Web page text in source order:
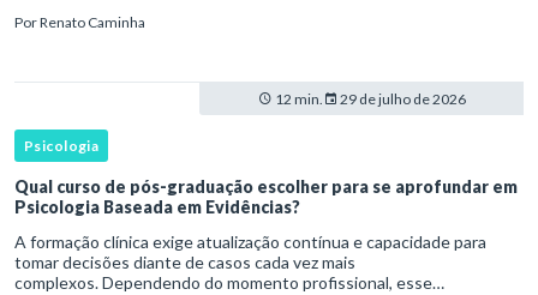
PorRenato Caminha
12 min. 29 de julho de 2026
Psicologia
Qual curso de pós-graduação escolher para se aprofundar em
Psicologia Baseada em Evidências?
A formação clínica exige atualização contínua e capacidade para
tomar decisões diante de casos cada vez mais
complexos. Dependendo do momento profissional, esse